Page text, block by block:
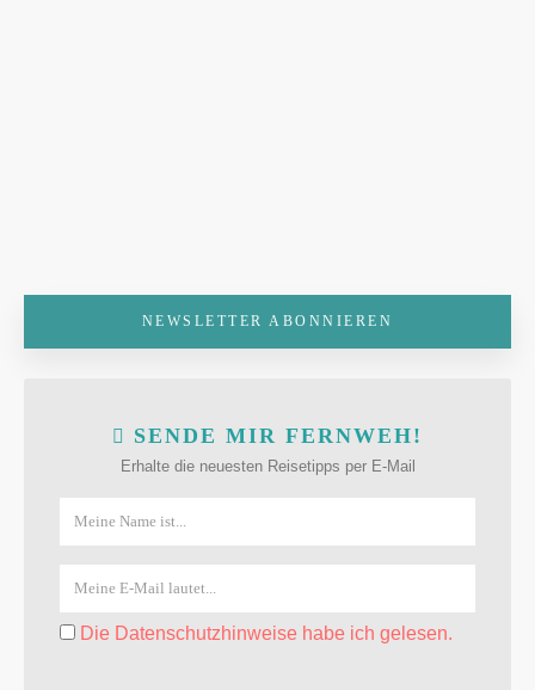
NEWSLETTER ABONNIEREN
SENDE MIR FERNWEH!
Erhalte die neuesten Reisetipps per E-Mail
Die Datenschutzhinweise habe ich gelesen.